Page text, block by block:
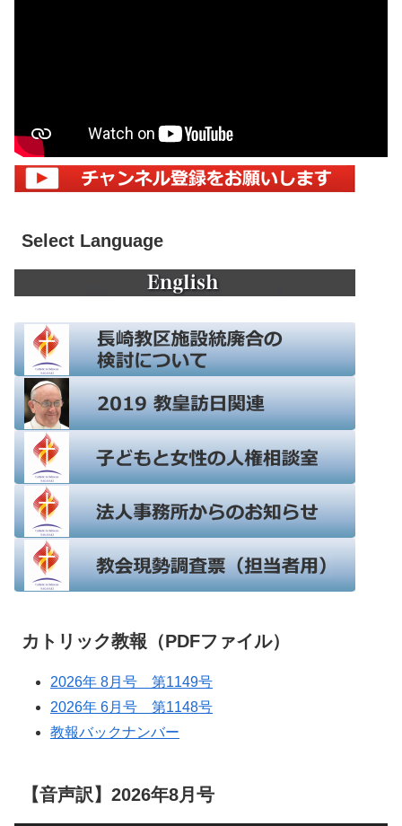
Select Language
カトリック教報（PDFファイル）
2026年 8月号 第1149号
2026年 6月号 第1148号
教報バックナンバー
【音声訳】2026年8月号